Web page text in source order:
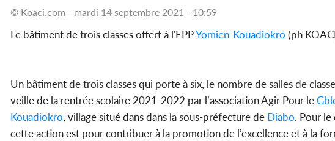
© Koaci.com - mardi 14 septembre 2021 - 10:59
Le bâtiment de trois classes offert à l'EPPYomien-Kouadiokro (ph
Un bâtiment de trois classes qui porte à six, le nombre de salles de
veille de la rentrée scolaire 2021-2022 par l’association Agir Pour le
Kouadiokro, village situé dans dans la sous-préfecture de Diabo. Pour
cette action est pour contribuer à la promotion de l’excellence et à la